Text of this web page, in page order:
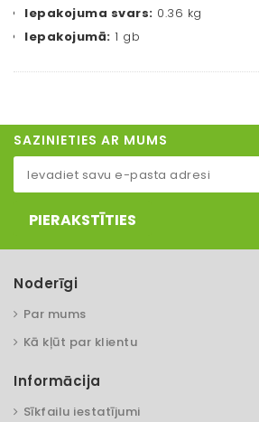
Iepakojuma svars: 0.36 kg
Iepakojumā: 1 gb
SAZINIETIES AR MUMS
PIERAKSTĪTIES
Noderīgi
Par mums
Kā kļūt par klientu
Informācija
Sīkfailu iestatījumi